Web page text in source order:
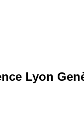
Si le
puisque le service
ne fonctionne que
Lyon